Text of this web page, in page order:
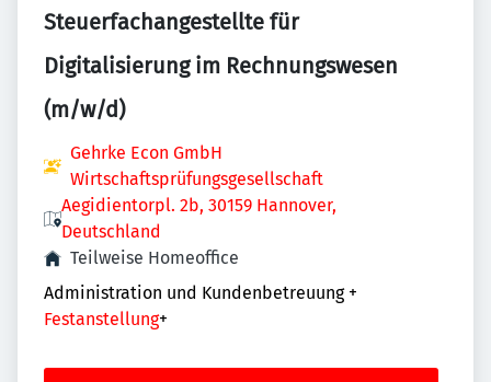
Steuerfachangestellte für
Digitalisierung im Rechnungswesen
(m/w/d)
Gehrke Econ GmbH
Wirtschaftsprüfungsgesellschaft
Aegidientorpl. 2b, 30159 Hannover,
Deutschland
Teilweise Homeoffice
Administration und Kundenbetreuung +
Festanstellung+